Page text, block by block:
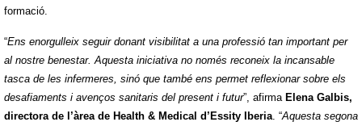
formació.
“Ens enorgulleix seguir donant visibilitat a una professió tan important per
al nostre benestar. Aquesta iniciativa no només reconeix la incansable
tasca de les infermeres, sinó que també ens permet reflexionar sobre els
desafiaments i avenços sanitaris del present i futur”, afirma Elena Galbis,
directora de l’àrea de Health & Medical d’Essity Iberia. “Aquesta segona